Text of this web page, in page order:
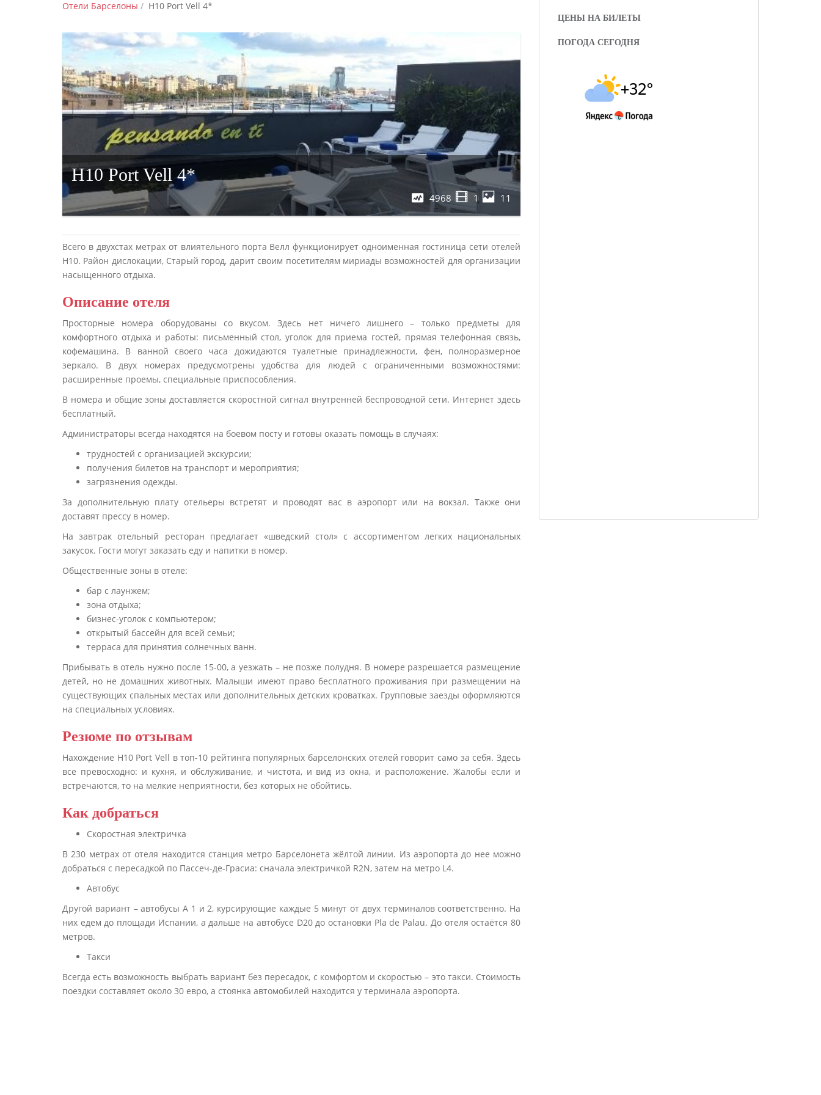
Отели Барселоны H10 Port Vell 4*
H10 Port Vell 4*
4968 1 11
Всего в двухстах метрах от влиятельного порта Велл функционирует одноименная гостиница сети отелей
H10. Район дислокации, Старый город, дарит своим посетителям мириады возможностей для организации
насыщенного отдыха.
Описание отеля
Просторные номера оборудованы со вкусом. Здесь нет ничего лишнего – только предметы для
комфортного отдыха и работы: письменный стол, уголок для приема гостей, прямая телефонная связь,
кофемашина. В ванной своего часа дожидаются туалетные принадлежности, фен, полноразмерное
зеркало. В двух номерах предусмотрены удобства для людей с ограниченными возможностями:
расширенные проемы, специальные приспособления.
В номера и общие зоны доставляется скоростной сигнал внутренней беспроводной сети. Интернет здесь
бесплатный.
Администраторы всегда находятся на боевом посту и готовы оказать помощь в случаях:
трудностей с организацией экскурсии;
получения билетов на транспорт и мероприятия;
загрязнения одежды.
За дополнительную плату отельеры встретят и проводят вас в аэропорт или на вокзал. Также они
доставят прессу в номер.
На завтрак отельный ресторан предлагает «шведский стол» с ассортиментом легких национальных
закусок. Гости могут заказать еду и напитки в номер.
Общественные зоны в отеле:
бар с лаунжем;
зона отдыха;
бизнес-уголок с компьютером;
открытый бассейн для всей семьи;
терраса для принятия солнечных ванн.
Прибывать в отель нужно после 15-00, а уезжать – не позже полудня. В номере разрешается размещение
детей, но не домашних животных. Малыши имеют право бесплатного проживания при размещении на
существующих спальных местах или дополнительных детских кроватках. Групповые заезды оформляются
на специальных условиях.
Резюме по отзывам
Нахождение H10 Port Vell в топ-10 рейтинга популярных барселонских отелей говорит само за себя. Здесь
все превосходно: и кухня, и обслуживание, и чистота, и вид из окна, и расположение. Жалобы если и
встречаются, то на мелкие неприятности, без которых не обойтись.
Как добраться
Скоростная электричка
В 230 метрах от отеля находится станция метро Барселонета жёлтой линии. Из аэропорта до нее можно
добраться с пересадкой по Пассеч-де-Грасиа: сначала электричкой R2N, затем на метро L4.
Автобус
Другой вариант – автобусы А 1 и 2, курсирующие каждые 5 минут от двух терминалов соответственно. На
них едем до площади Испании, а дальше на автобусе D20 до остановки Pla de Palau. До отеля остаётся 80
метров.
Такси
Всегда есть возможность выбрать вариант без пересадок, с комфортом и скоростью – это такси. Стоимость
поездки составляет около 30 евро, а стоянка автомобилей находится у терминала аэропорта.
ЦЕНЫ НА БИЛЕТЫ
ПОГОДА СЕГОДНЯ